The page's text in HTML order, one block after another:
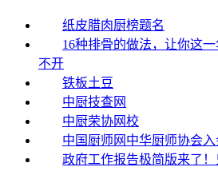
纸皮腊肉厨榜题名
16种排骨的做法，让你这
不开
铁板土豆
中厨技查网
中厨荣协网校
中国厨师网中华厨师协会
政府工作报告极简版来了！